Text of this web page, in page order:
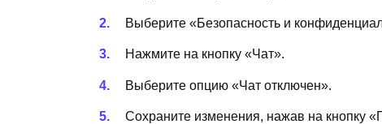
Выберите «Безопасность и
Нажмите на кнопку «Чат».
Выберите опцию «Чат отключен».
Сохраните изменения, нажав на кнопку